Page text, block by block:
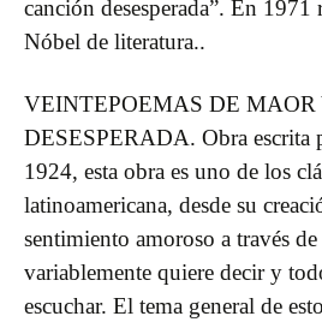
canción desesperada”. En 1971
Nóbel de literatura..
VEINTEPOEMAS DE
DESESPERADA. Obra escrita
1924, esta obra es uno de los
latinoamericana, desde su
sentimiento amoroso a través
variablemente quiere decir y
escuchar. El tema general de